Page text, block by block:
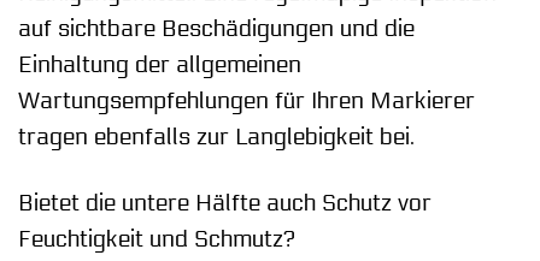
auf sichtbare Beschädigungen und die
Einhaltung der allgemeinen
Wartungsempfehlungen für Ihren Markierer
tragen ebenfalls zur Langlebigkeit bei.
Bietet die untere Hälfte auch Schutz vor
Feuchtigkeit und Schmutz?